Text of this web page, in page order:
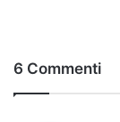
6 Commenti